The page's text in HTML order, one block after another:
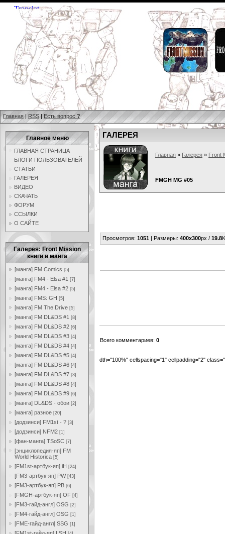
Главная | RSS | Есть вопрос ?
Главное меню
ГЛАВНАЯ СТРАНИЦА
БЛОГИ ПОЛЬЗОВАТЕЛЕЙ
СТАТЬИ
ГАЛЕРЕЯ
ВИДЕО
СКАЧАТЬ
ФОРУМ
ССЫЛКИ
О САЙТЕ
Галерея: Front Mission
книги и манга
[манга] FM Comics [5]
[манга] FM4 - Elsa #1 [7]
[манга] FM4 - Elsa #2 [5]
[манга] FMS: GH [5]
[манга] FM The Drive [5]
[манга] FM DL&DS #1 [8]
[манга] FM DL&DS #2 [6]
[манга] FM DL&DS #3 [4]
[манга] FM DL&DS #4 [4]
[манга] FM DL&DS #5 [4]
[манга] FM DL&DS #6 [4]
[манга] FM DL&DS #7 [3]
[манга] FM DL&DS #8 [4]
[манга] FM DL&DS #9 [6]
[манга] DL&DS - обои [2]
[манга] разное [20]
[додзинси] FM1st - ? [3]
[додзинси] NFM2 [1]
[фан-манга] TSoSC [7]
[энциклопедия-яп] FM
World Historica [5]
[FM1st-артбук-яп] iH [24]
[FM3-артбук-яп] PW [43]
[FM3-артбук-яп] PB [6]
[FMGH-артбук-яп] OF [4]
[FM3-гайд-англ] OSG [2]
[FM4-гайд-англ] OSG [1]
[FME-гайд-англ] SSG [1]
ГАЛЕРЕЯ
Главная » Галерея » Front
FMGH MG #05
Просмотров: 1051 | Размеры: 400x300px / 19.8
Всего комментариев: 0
dth="100%" cellspacing="1" cellpadding="2"